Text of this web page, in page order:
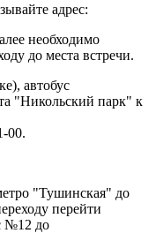
адрес:
необходимо
до места встречи.
автобус
"Никольский парк" к
00.
"Тушинская" до
перейти
№12 до